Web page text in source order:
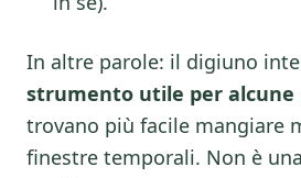
In altre parole: il digiuno
strumento utile per alcune
trovano più facile mangiare
finestre temporali. Non è